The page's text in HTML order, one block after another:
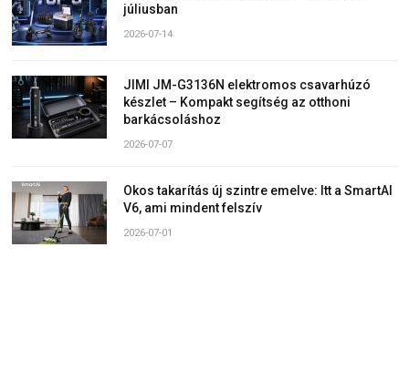
júliusban
2026-07-14
JIMI JM-G3136N elektromos csavarhúzó
készlet – Kompakt segítség az otthoni
barkácsoláshoz
2026-07-07
Okos takarítás új szintre emelve: Itt a SmartAI
V6, ami mindent felszív
2026-07-01